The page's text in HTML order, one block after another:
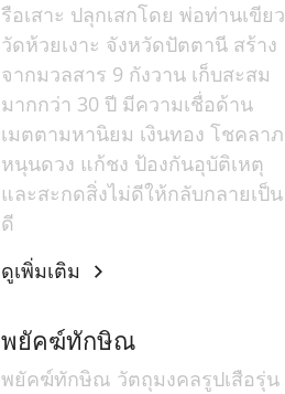
รือเสาะ ปลุกเสกโดย พ่อท่านเขียว
วัดห้วยเงาะ จังหวัดปัตตานี สร้าง
จากมวลสาร 9 กังวาน เก็บสะสม
มากกว่า 30 ปี มีความเชื่อด้าน
เมตตามหานิยม เงินทอง โชคลาภ
หนุนดวง แก้ชง ป้องกันอุบัติเหตุ
และสะกดสิ่งไม่ดีให้กลับกลายเป็น
ดี
ดูเพิ่มเติม
พยัคฆ์ทักษิณ
พยัคฆ์ทักษิณ วัตถุมงคลรูปเสือรุ่น